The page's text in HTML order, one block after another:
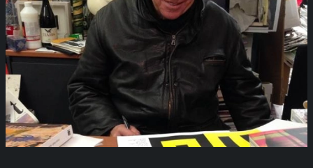
EXPOSITIONS
CONTACTS